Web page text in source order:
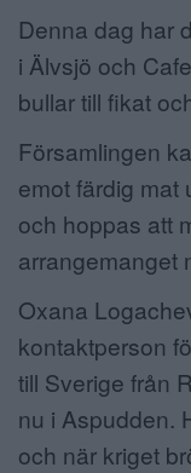
Denna dag har
i Älvsjö och
bullar till fikat
Församlingen
emot färdig mat
och hoppas att
arrangemanget
Oxana
kontaktperson
till Sverige från
nu i Aspudden.
och när kriget